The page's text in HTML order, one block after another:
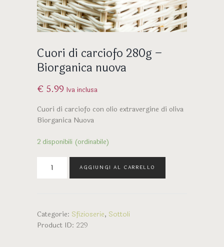
Cuori di carciofo 280g –
Biorganica nuova
€ 5.99 Iva inclusa
Cuori di carciofo con olio extravergine di oliva
Biorganica Nuova
2 disponibili (ordinabile)
Biorganica
nuova
AGGIUNGI AL CARRELLO
Categorie: Sfizioserie, Sottoli
Product ID: 229